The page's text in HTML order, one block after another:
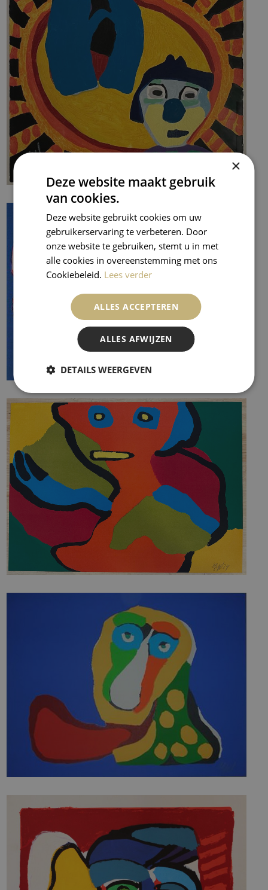
×
Deze website maakt gebruik
van cookies.
Deze website gebruikt cookies om uw
gebruikerservaring te verbeteren. Door
onze website te gebruiken, stemt u in met
alle cookies in overeenstemming met ons
Cookiebeleid. Lees verder
ALLES ACCEPTEREN
ALLES AFWIJZEN
DETAILS WEERGEVEN